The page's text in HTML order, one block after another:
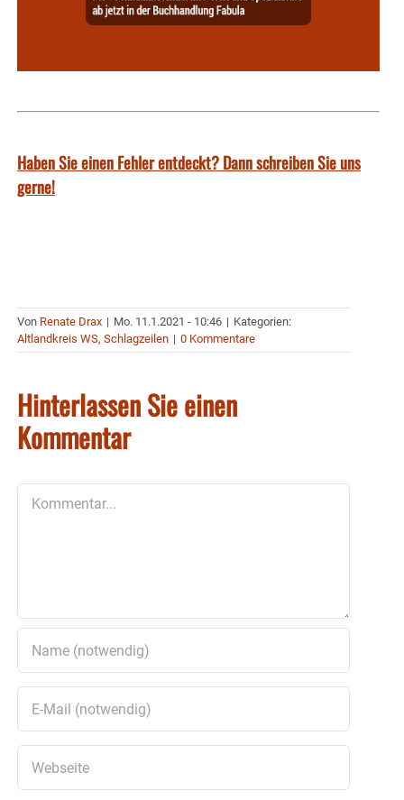
Haben Sie einen Fehler entdeckt? Dann schreiben Sie uns
gerne!
Von Renate Drax | Mo. 11.1.2021 - 10:46 | Kategorien:
Altlandkreis WS, Schlagzeilen | 0 Kommentare
Hinterlassen Sie einen
Kommentar